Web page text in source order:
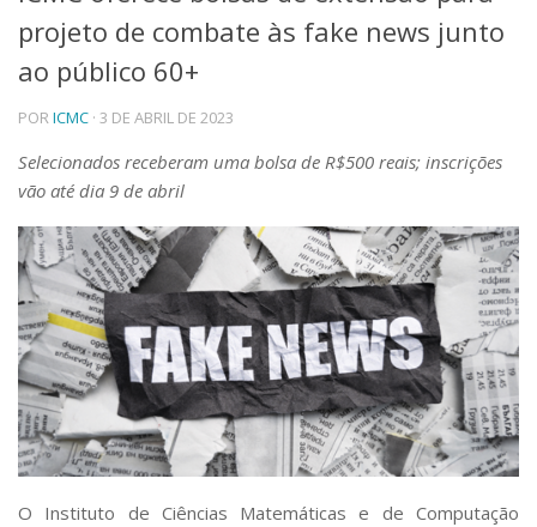
Telefones e Mapas
Pessoas
Ensino
Graduação
Educação a distância
Cursos de Extensão
Pesquisa e Inovação
Linhas de Pesquisa
Centros, Núcleos e Projetos em Rede
Pós-doutorado
Iniciação Científica
Transferência de Tecnologia
Empresas Juniores
Extensão à Comunidade
Projetos, Programas e Cursos
Museus e Espaços Interativos
projeto de combate às fake news junto
ao público 60+
PORICMC · 3 DE ABRIL DE 2023
Selecionados receberam uma bolsa de R$500 reais; inscrições
vão até dia 9 de abril
O Instituto de Ciências Matemáticas e de Computação